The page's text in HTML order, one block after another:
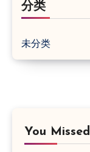
分类
未分类
You Missed